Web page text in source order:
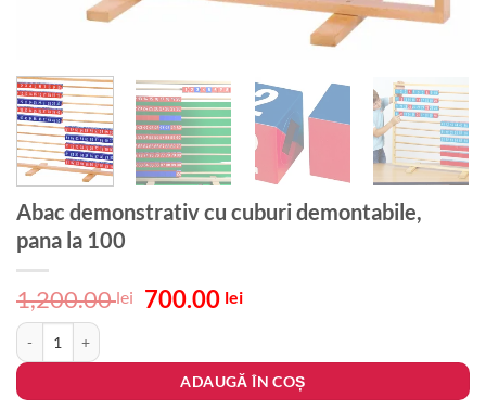
Abac demonstrativ cu cuburi demontabile,
pana la 100
1,200.00lei
Prețul
fost:
1,200.00 lei.
700.00 leiPrețul
700.00 lei.
Cantitate Abac demonstrativ cu cuburi demontabile, pana la 100
ADAUGĂ ÎN COȘ